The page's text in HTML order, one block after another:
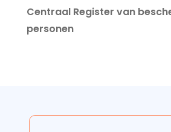
Centraal Register van
personen